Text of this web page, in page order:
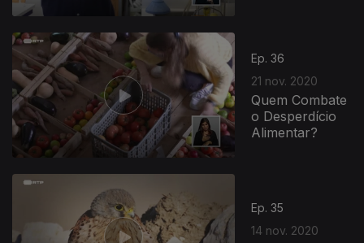
Ep. 36
21 nov. 2020
Quem Combate
o Desperdício
Alimentar?
Ep. 35
14 nov. 2020